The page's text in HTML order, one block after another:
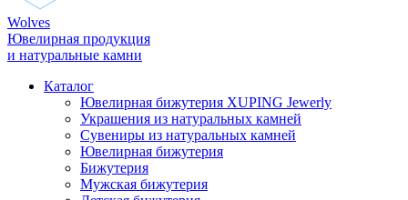
Wolves
Ювелирная продукция
и натуральные камни
Каталог
Ювелирная бижутерия XUPING Jewerly
Украшения из натуральных камней
Сувениры из натуральных камней
Ювелирная бижутерия
Бижутерия
Мужская бижутерия